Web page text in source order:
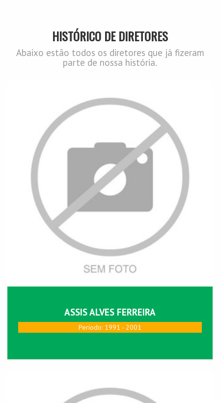
HISTÓRICO DE DIRETORES
Abaixo estão todos os diretores que já fizeram
parte de nossa história.
ASSIS ALVES FERREIRA
Perí­odo: 1991 - 2001